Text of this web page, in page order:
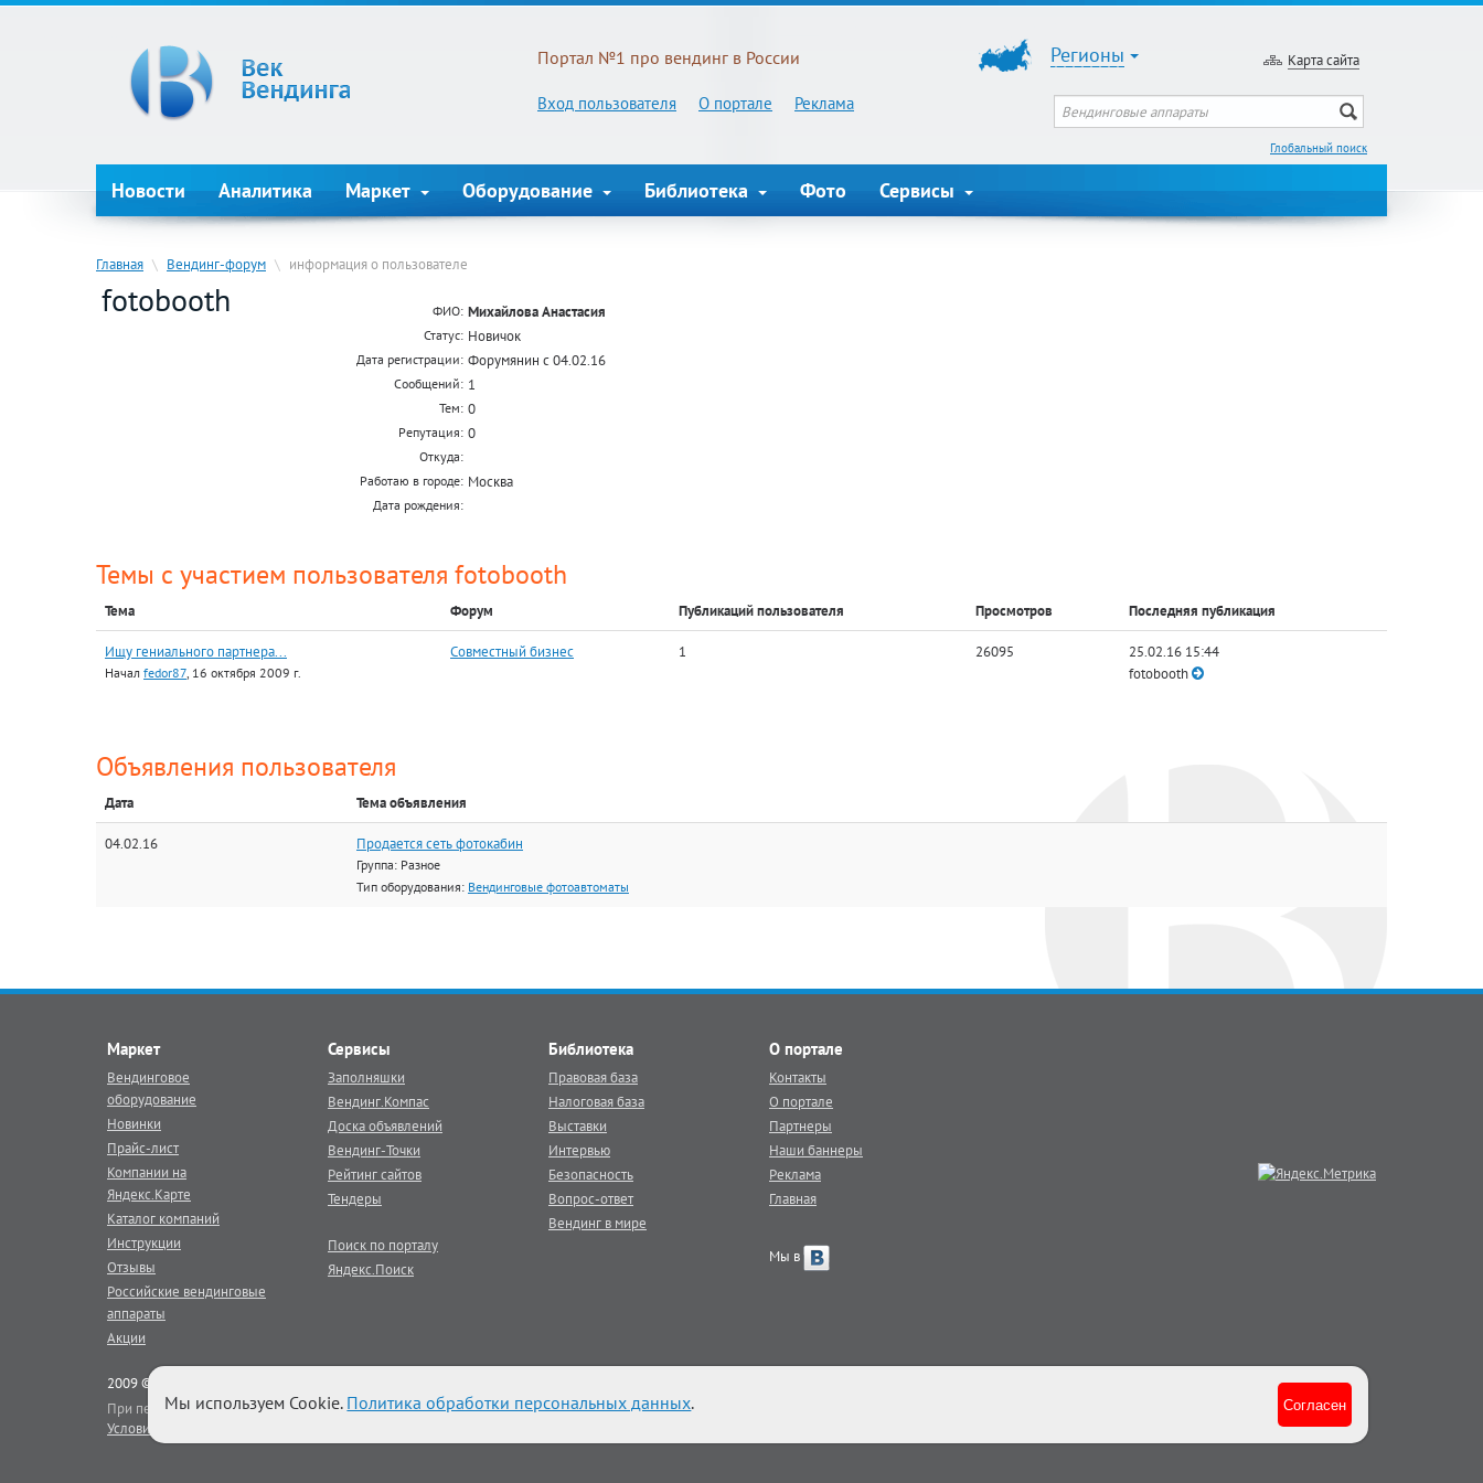
Портал №1 про вендинг в России
Вход пользователя О портале Реклама
Регионы Карта сайта
Глобальный поиск
Новости Аналитика Маркет Оборудование Библиотека Фото Сервисы
Главная \ Вендинг-форум \ информация о пользователе
fotobooth ФИО: Михайлова Анастасия
Статус: Новичок
Дата регистрации: Форумянин с 04.02.16
Сообщений: 1
Тем: 0
Репутация: 0
Откуда:
Работаю в городе: Москва
Дата рождения:
Темы с участием пользователя fotobooth
Тема Форум Публикаций пользователя Просмотров Последняя публикация
Ищу гениального партнера...
Начал fedor87, 16 октября 2009 г.
Совместный бизнес 1 26095
25.02.16 15:44
fotobooth
Объявления пользователя
Дата Тема объявления
04.02.16 Продается сеть фотокабин
Группа: Разное
Тип оборудования: Вендинговые фотоавтоматы
Маркет
Вендинговое
оборудование
Новинки
Прайс-лист
Компании на
Яндекс.Карте
Каталог компаний
Инструкции
Отзывы
Российские вендинговые
аппараты
Акции
Сервисы
Заполняшки
Вендинг.Компас
Доска объявлений
Вендинг-Точки
Рейтинг сайтов
Тендеры
Поиск по порталу
Яндекс.Поиск
Библиотека
Правовая база
Налоговая база
Выставки
Интервью
Безопасность
Вопрос-ответ
Вендинг в мире
О портале
Контакты
О портале
Партнеры
Наши баннеры
Реклама
Главная
Мы в
2009 © Век Вендинга - тематический
При перепечатке материалов портала активная гиперссылка на veq.ru обязательна.
Условия использования
Мы используем Cookie. Политика обработки персональных данных. Согласен